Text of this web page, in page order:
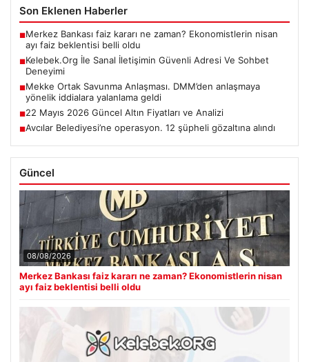
Son Eklenen Haberler
■Merkez Bankası faiz kararı ne zaman? Ekonomistlerin nisan
ayı faiz beklentisi belli oldu
■Kelebek.Org İle Sanal İletişimin Güvenli Adresi Ve Sohbet
Deneyimi
■Mekke Ortak Savunma Anlaşması. DMM’den anlaşmaya
yönelik iddialara yalanlama geldi
■22 Mayıs 2026 Güncel Altın Fiyatları ve Analizi
■Avcılar Belediyesi’ne operasyon. 12 şüpheli gözaltına alındı
Güncel
08/08/2026
Merkez Bankası faiz kararı ne zaman? Ekonomistlerin nisan
ayı faiz beklentisi belli oldu